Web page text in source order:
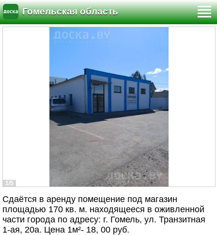
Гомельская область
1/5
Сдаётся в аренду помещение под магазин
площадью 170 кв. м. находящееся в оживленной
части города по адресу: г. Гомель, ул. Транзитная
1-ая, 20а. Цена 1м²- 18, 00 руб.